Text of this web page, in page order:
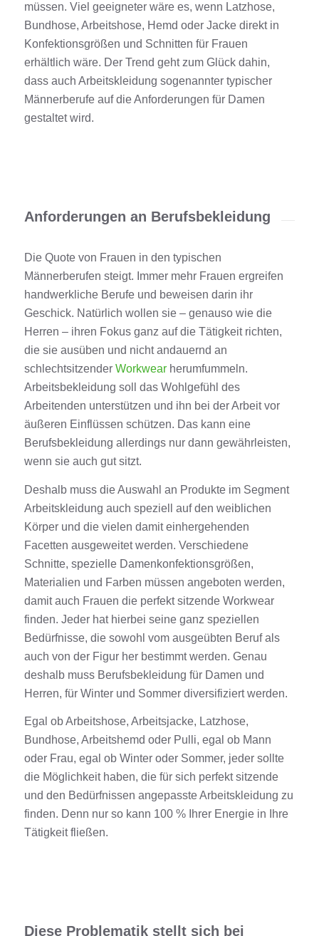
müssen. Viel geeigneter wäre es, wenn Latzhose,
Bundhose, Arbeitshose, Hemd oder Jacke direkt in
Konfektionsgrößen und Schnitten für Frauen
erhältlich wäre. Der Trend geht zum Glück dahin,
dass auch Arbeitskleidung sogenannter typischer
Männerberufe auf die Anforderungen für Damen
gestaltet wird.
Anforderungen an Berufsbekleidung
Die Quote von Frauen in den typischen
Männerberufen steigt. Immer mehr Frauen ergreifen
handwerkliche Berufe und beweisen darin ihr
Geschick. Natürlich wollen sie – genauso wie die
Herren – ihren Fokus ganz auf die Tätigkeit richten,
die sie ausüben und nicht andauernd an
schlechtsitzender Workwearherumfummeln.
Arbeitsbekleidung soll das Wohlgefühl des
Arbeitenden unterstützen und ihn bei der Arbeit vor
äußeren Einflüssen schützen. Das kann eine
Berufsbekleidung allerdings nur dann gewährleisten,
wenn sie auch gut sitzt.
Deshalb muss die Auswahl an Produkte im Segment
Arbeitskleidung auch speziell auf den weiblichen
Körper und die vielen damit einhergehenden
Facetten ausgeweitet werden. Verschiedene
Schnitte, spezielle Damenkonfektionsgrößen,
Materialien und Farben müssen angeboten werden,
damit auch Frauen die perfekt sitzende Workwear
finden. Jeder hat hierbei seine ganz speziellen
Bedürfnisse, die sowohl vom ausgeübten Beruf als
auch von der Figur her bestimmt werden. Genau
deshalb muss Berufsbekleidung für Damen und
Herren, für Winter und Sommer diversifiziert werden.
Egal ob Arbeitshose, Arbeitsjacke, Latzhose,
Bundhose, Arbeitshemd oder Pulli, egal ob Mann
oder Frau, egal ob Winter oder Sommer, jeder sollte
die Möglichkeit haben, die für sich perfekt sitzende
und den Bedürfnissen angepasste Arbeitskleidung zu
finden. Denn nur so kann 100 % Ihrer Energie in Ihre
Tätigkeit fließen.
Diese Problematik stellt sich bei